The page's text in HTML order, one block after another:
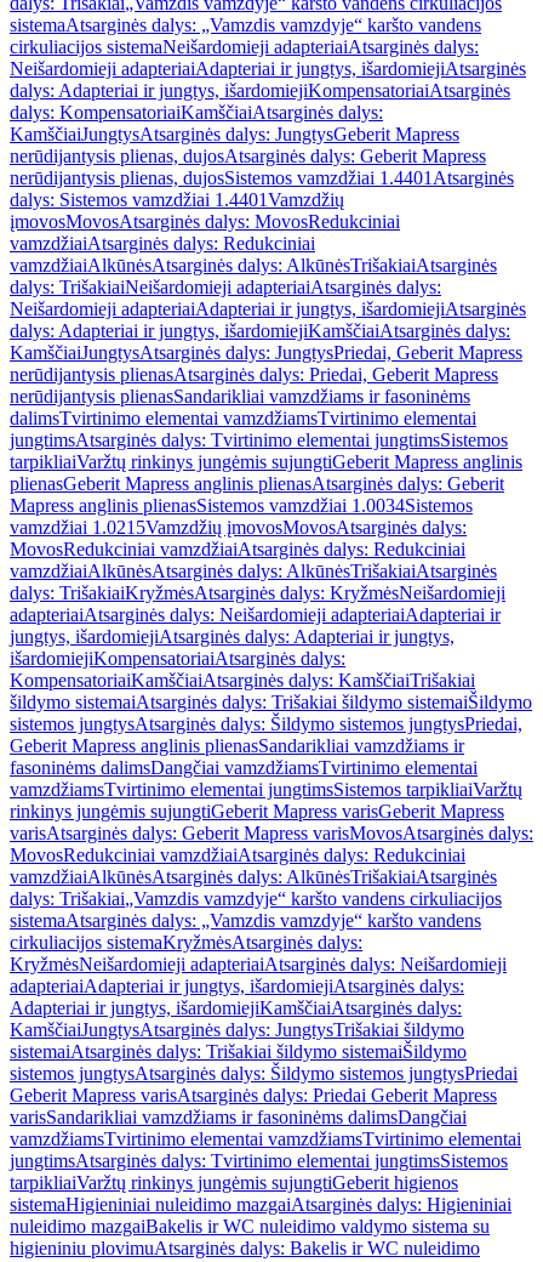
sistemaAtsarginės dalys: „Vamzdis vamzdyje“ karšto vandens
cirkuliacijos sistemaNeišardomieji adapteriaiAtsarginės dalys:
Neišardomieji adapteriaiAdapteriai ir jungtys, išardomiejiAtsarginės
dalys: Adapteriai ir jungtys, išardomiejiKompensatoriaiAtsarginės
dalys: KompensatoriaiKamščiaiAtsarginės dalys:
KamščiaiJungtysAtsarginės dalys: JungtysGeberit Mapress
nerūdijantysis plienas, dujosAtsarginės dalys: Geberit Mapress
nerūdijantysis plienas, dujosSistemos vamzdžiai 1.4401 Atsarginės
dalys: Sistemos vamzdžiai 1.4401Vamzdžių
įmovosMovosAtsarginės dalys: MovosRedukciniai
vamzdžiaiAtsarginės dalys: Redukciniai
vamzdžiaiAlkūnėsAtsarginės dalys: AlkūnėsTrišakiaiAtsarginės
dalys: TrišakiaiNeišardomieji adapteriaiAtsarginės dalys:
Neišardomieji adapteriaiAdapteriai ir jungtys, išardomiejiAtsarginės
dalys: Adapteriai ir jungtys, išardomiejiKamščiaiAtsarginės dalys:
KamščiaiJungtysAtsarginės dalys: JungtysPriedai, Geberit Mapress
nerūdijantysis plienasAtsarginės dalys: Priedai, Geberit Mapress
nerūdijantysis plienasSandarikliai vamzdžiams ir fasoninėms
dalimsTvirtinimo elementai vamzdžiamsTvirtinimo elementai
jungtimsAtsarginės dalys: Tvirtinimo elementai jungtimsSistemos
tarpikliaiVaržtų rinkinys jungėmis sujungtiGeberit Mapress anglinis
plienasGeberit Mapress anglinis plienasAtsarginės dalys: Geberit
Mapress anglinis plienasSistemos vamzdžiai 1.0034Sistemos
vamzdžiai 1.0215Vamzdžių įmovosMovosAtsarginės dalys:
MovosRedukciniai vamzdžiaiAtsarginės dalys: Redukciniai
vamzdžiaiAlkūnėsAtsarginės dalys: AlkūnėsTrišakiaiAtsarginės
dalys: TrišakiaiKryžmėsAtsarginės dalys: KryžmėsNeišardomieji
adapteriaiAtsarginės dalys: Neišardomieji adapteriaiAdapteriai ir
jungtys, išardomiejiAtsarginės dalys: Adapteriai ir jungtys,
išardomiejiKompensatoriaiAtsarginės dalys:
KompensatoriaiKamščiaiAtsarginės dalys: KamščiaiTrišakiai
šildymo sistemaiAtsarginės dalys: Trišakiai šildymo sistemaiŠildymo
sistemos jungtysAtsarginės dalys: Šildymo sistemos jungtysPriedai,
Geberit Mapress anglinis plienasSandarikliai vamzdžiams ir
fasoninėms dalimsDangčiai vamzdžiamsTvirtinimo elementai
vamzdžiamsTvirtinimo elementai jungtimsSistemos tarpikliaiVaržtų
rinkinys jungėmis sujungtiGeberit Mapress varisGeberit Mapress
varisAtsarginės dalys: Geberit Mapress varisMovosAtsarginės dalys:
MovosRedukciniai vamzdžiaiAtsarginės dalys: Redukciniai
vamzdžiaiAlkūnėsAtsarginės dalys: AlkūnėsTrišakiaiAtsarginės
dalys: Trišakiai„Vamzdis vamzdyje“ karšto vandens cirkuliacijos
sistemaAtsarginės dalys: „Vamzdis vamzdyje“ karšto vandens
cirkuliacijos sistemaKryžmėsAtsarginės dalys:
KryžmėsNeišardomieji adapteriaiAtsarginės dalys: Neišardomieji
adapteriaiAdapteriai ir jungtys, išardomiejiAtsarginės dalys:
Adapteriai ir jungtys, išardomiejiKamščiaiAtsarginės dalys:
KamščiaiJungtysAtsarginės dalys: JungtysTrišakiai šildymo
sistemaiAtsarginės dalys: Trišakiai šildymo sistemaiŠildymo
sistemos jungtysAtsarginės dalys: Šildymo sistemos jungtysPriedai
Geberit Mapress varisAtsarginės dalys: Priedai Geberit Mapress
varisSandarikliai vamzdžiams ir fasoninėms dalimsDangčiai
vamzdžiamsTvirtinimo elementai vamzdžiamsTvirtinimo elementai
jungtimsAtsarginės dalys: Tvirtinimo elementai jungtimsSistemos
tarpikliaiVaržtų rinkinys jungėmis sujungtiGeberit higienos
sistemaHigieniniai nuleidimo mazgaiAtsarginės dalys: Higieniniai
nuleidimo mazgaiBakelis ir WC nuleidimo valdymo sistema su
higieniniu plovimuAtsarginės dalys: Bakelis ir WC nuleidimo